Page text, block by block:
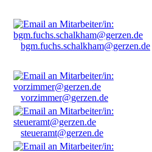
bgm.fuchs.schalkham@gerzen.de
vorzimmer@gerzen.de
steueramt@gerzen.de